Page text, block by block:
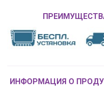
ПРЕИМУЩЕСТВА
ИНФОРМАЦИЯ О